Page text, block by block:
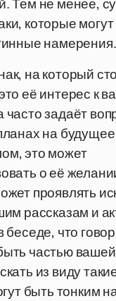
которые
намерения.
на который
её интерес к
часто задаёт
на
это может
о её
проявлять
рассказам и
беседе, что
частью
из виду
быть тонким